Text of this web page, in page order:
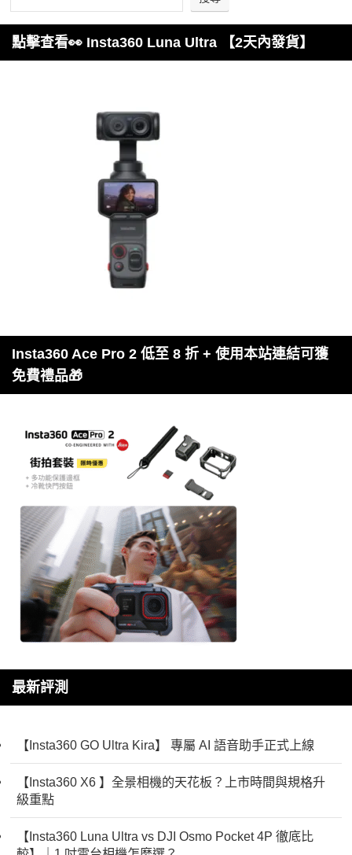
點擊查看👀 Insta360 Luna Ultra 【2天內發貨】
Insta360 Ace Pro 2 低至 8 折 + 使用本站連結可獲
免費禮品🎁
最新評測
【Insta360 GO Ultra Kira】 專屬 AI 語音助手正式上線
【Insta360 X6 】全景相機的天花板？上市時間與規格升
級重點
【Insta360 Luna Ultra vs DJI Osmo Pocket 4P 徹底比